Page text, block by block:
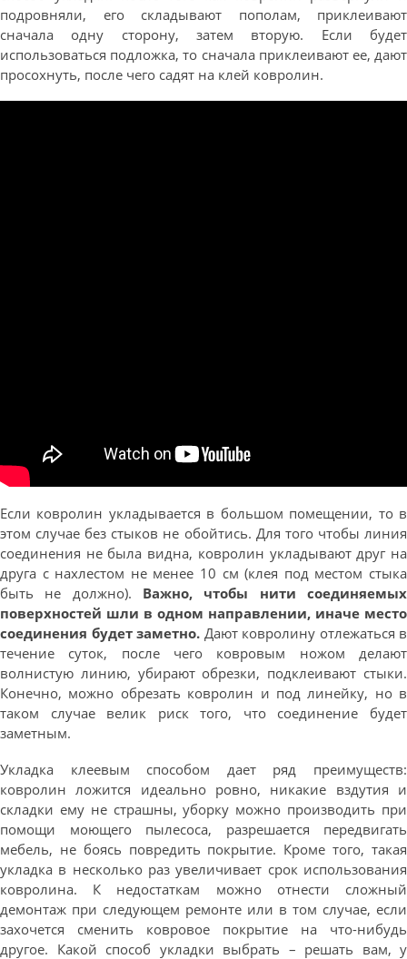
подровняли, его складывают пополам, приклеивают
сначала одну сторону, затем вторую. Если будет
использоваться подложка, то сначала приклеивают ее, дают
просохнуть, после чего садят на клей ковролин.
Если ковролин укладывается в большом помещении, то в
этом случае без стыков не обойтись. Для того чтобы линия
соединения не была видна, ковролин укладывают друг на
друга с нахлестом не менее 10 см (клея под местом стыка
быть не должно). Важно, чтобы нити соединяемых
поверхностей шли в одном направлении, иначе место
соединения будет заметно. Дают ковролину отлежаться в
течение суток, после чего ковровым ножом делают
волнистую линию, убирают обрезки, подклеивают стыки.
Конечно, можно обрезать ковролин и под линейку, но в
таком случае велик риск того, что соединение будет
заметным.
Укладка клеевым способом дает ряд преимуществ:
ковролин ложится идеально ровно, никакие вздутия и
складки ему не страшны, уборку можно производить при
помощи моющего пылесоса, разрешается передвигать
мебель, не боясь повредить покрытие. Кроме того, такая
укладка в несколько раз увеличивает срок использования
ковролина. К недостаткам можно отнести сложный
демонтаж при следующем ремонте или в том случае, если
захочется сменить ковровое покрытие на что-нибудь
другое. Какой способ укладки выбрать – решать вам, у